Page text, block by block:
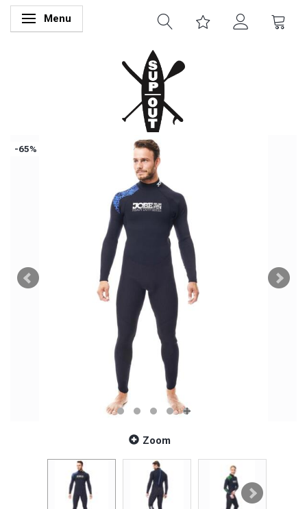
Skifte navigation
Menu
-65%
Zoom